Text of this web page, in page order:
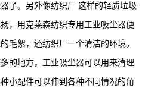
了。另外像纺织厂 这样的轻质垃圾
，用克莱森纺织专用工业吸尘器便
毛絮，还纺织厂一个清洁的环境。
的地方，工业吸尘器可以用来清理
小配件可以伸到各种不同情况的角